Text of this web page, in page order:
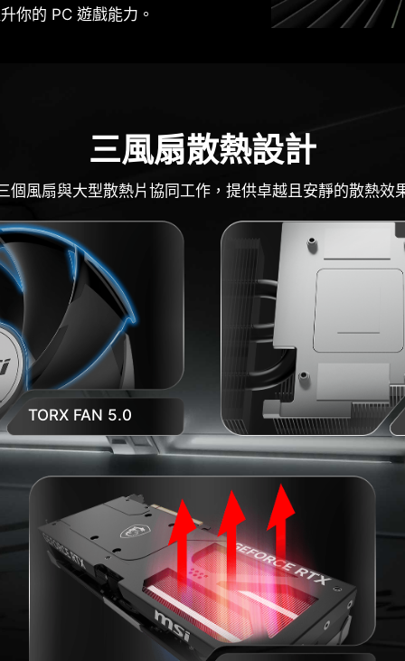
你的 PC 遊戲能力。
三風扇散熱設計
個風扇與大型散熱片協同工作，提供卓越且安靜的散熱效
TORX FAN 5.0